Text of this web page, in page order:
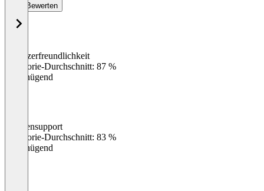
Bewerten
Benutzerfreundlichkeit
Kategorie-Durchschnitt: 87 %
Ungenügend
Kundensupport
Kategorie-Durchschnitt: 83 %
Ungenügend